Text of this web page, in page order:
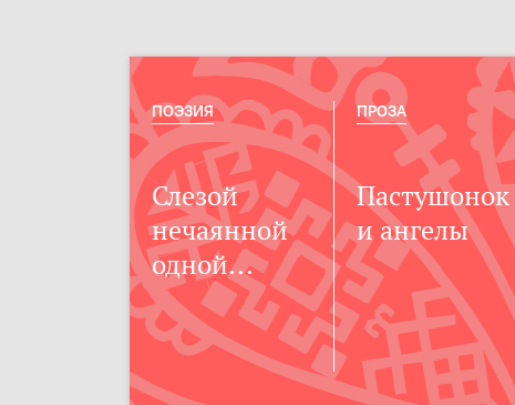
Слезой
нечаянной
одной...
ПОЭЗИЯ
Пастушонок
и ангелы
ПРОЗА